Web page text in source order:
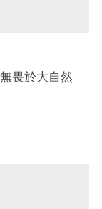
畏於大自然